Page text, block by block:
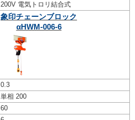
200V 電気トロリ結合式
象印チェーンブロック
αHWM-006-6
0.3
単相 200
60